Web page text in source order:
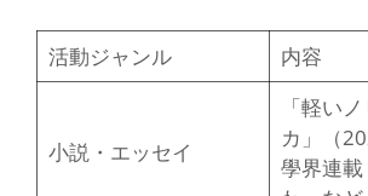
活動ジャンル 内容
小説・エッセイ
「軽い
カ」（
學界連